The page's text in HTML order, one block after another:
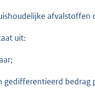
uit:
gedifferentieerd